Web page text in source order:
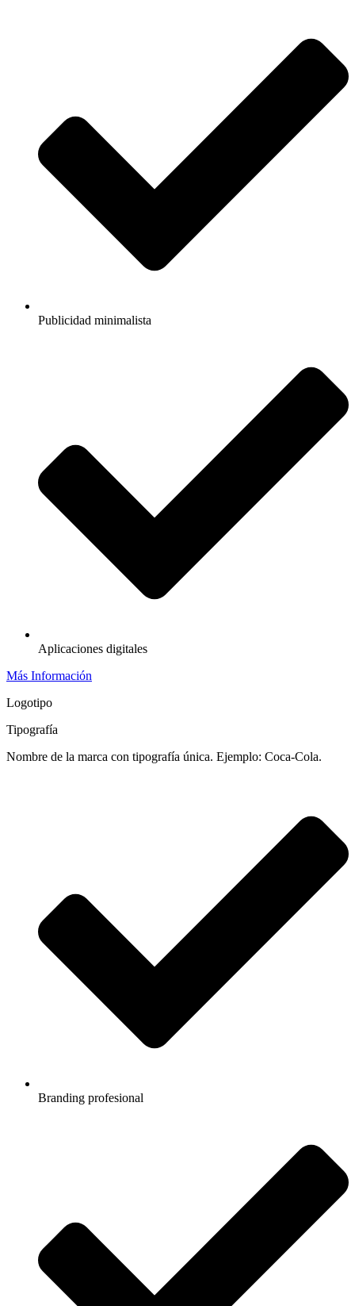
Publicidad minimalista
Aplicaciones digitales
Más Información
Logotipo
Tipografía
Nombre de la marca con tipografía única. Ejemplo: Coca-Cola.
Branding profesional